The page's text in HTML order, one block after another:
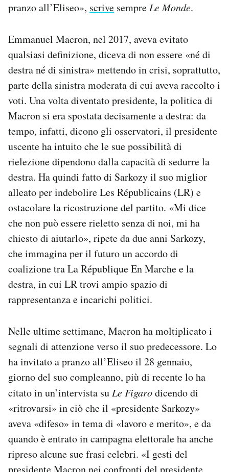
pranzo all’Eliseo», scrive sempre Le Monde.
Emmanuel Macron, nel 2017, aveva evitato
qualsiasi definizione, diceva di non essere «né di
destra né di sinistra» mettendo in crisi, soprattutto,
parte della sinistra moderata di cui aveva raccolto i
voti. Una volta diventato presidente, la politica di
Macron si era spostata decisamente a destra: da
tempo, infatti, dicono gli osservatori, il presidente
uscente ha intuito che le sue possibilità di
rielezione dipendono dalla capacità di sedurre la
destra. Ha quindi fatto di Sarkozy il suo miglior
alleato per indebolire Les Républicains (LR) e
ostacolare la ricostruzione del partito. «Mi dice
che non può essere rieletto senza di noi, mi ha
chiesto di aiutarlo», ripete da due anni Sarkozy,
che immagina per il futuro un accordo di
coalizione tra La République En Marche e la
destra, in cui LR trovi ampio spazio di
rappresentanza e incarichi politici.
Nelle ultime settimane, Macron ha moltiplicato i
segnali di attenzione verso il suo predecessore. Lo
ha invitato a pranzo all’Eliseo il 28 gennaio,
giorno del suo compleanno, più di recente lo ha
citato in un’intervista su Le Figarodicendo di
«ritrovarsi» in ciò che il «presidente Sarkozy»
aveva «difeso» in tema di «lavoro e merito», e da
quando è entrato in campagna elettorale ha anche
ripreso alcune sue frasi celebri. «I gesti del
presidente Macron nei confronti del presidente